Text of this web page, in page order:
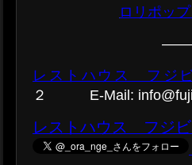
ロリポッ
レストハウス フジ
２ E-Mail:
レストハウス フジ